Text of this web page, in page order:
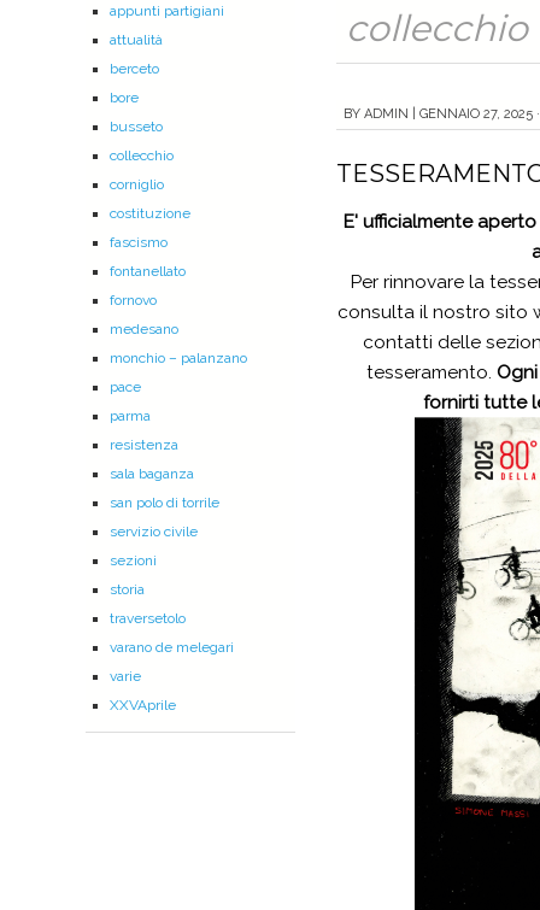
collecchio
BY ADMIN GENNAIO 27, 2025
E' ufficialmente
Per rinnovare la
consulta il nostro sito
contatti delle
tesseramento.
fornirti tutte
appunti partigiani
attualità
berceto
bore
busseto
collecchio
corniglio
costituzione
fascismo
fontanellato
fornovo
medesano
monchio – palanzano
pace
parma
resistenza
sala baganza
san polo di torrile
servizio civile
sezioni
storia
traversetolo
varano de melegari
varie
XXVAprile